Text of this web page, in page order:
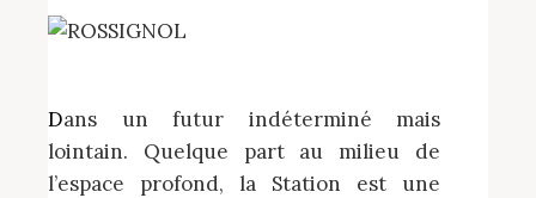
Dans un futur indéterminé mais
lointain. Quelque part au milieu de
l’espace profond, la Station est une